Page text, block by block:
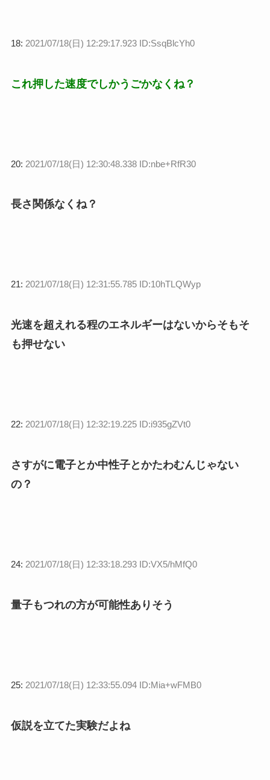
18: 2021/07/18(日) 12:29:17.923 ID:SsqBlcYh0
これ押した速度でしかうごかなくね？
20: 2021/07/18(日) 12:30:48.338 ID:nbe+RfR30
長さ関係なくね？
21: 2021/07/18(日) 12:31:55.785 ID:10hTLQWyp
光速を超えれる程のエネルギーはないからそもそ
も押せない
22: 2021/07/18(日) 12:32:19.225 ID:i935gZVt0
さすがに電子とか中性子とかたわむんじゃない
の？
24: 2021/07/18(日) 12:33:18.293 ID:VX5/hMfQ0
量子もつれの方が可能性ありそう
25: 2021/07/18(日) 12:33:55.094 ID:Mia+wFMB0
仮説を立てた実験だよね